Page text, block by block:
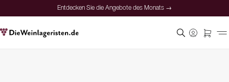
Entdecken Sie die Angebote des Monats →